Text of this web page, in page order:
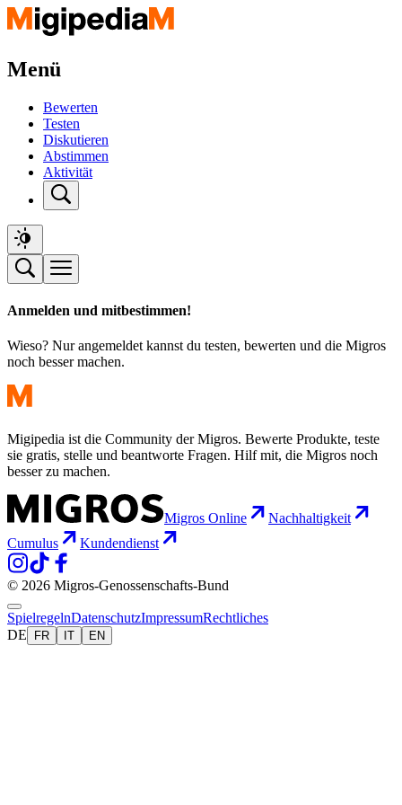
Menü
Bewerten
Testen
Diskutieren
Abstimmen
Aktivität
Anmelden und mitbestimmen!
Wieso? Nur angemeldet kannst du testen, bewerten und die Migros
noch besser machen.
Migipedia ist die Community der Migros. Bewerte Produkte, teste
sie gratis, stelle und beantworte Fragen. Hilf mit, die Migros noch
besser zu machen.
Migros Online
Nachhaltigkeit
Cumulus
Kundendienst
© 2026 Migros-Genossenschafts-Bund
SpielregelnDatenschutzImpressumRechtliches
DE
FR IT EN